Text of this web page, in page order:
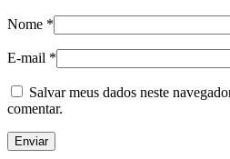
Nome *
E-mail *
Salvar meus dados neste
comentar.